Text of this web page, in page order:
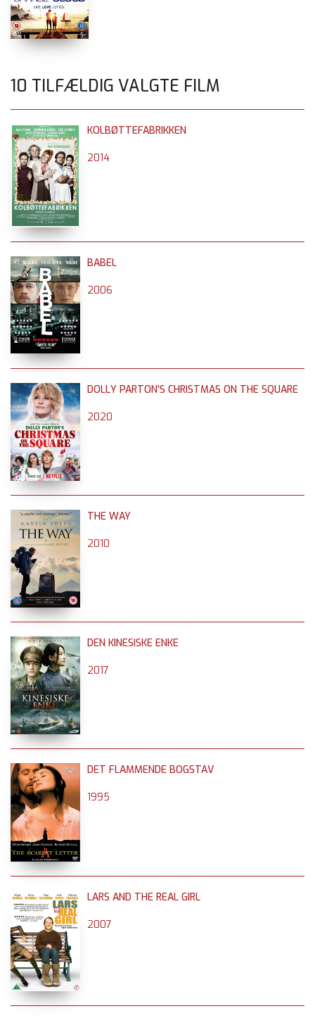
10 TILFÆLDIG VALGTE FILM
KOLBØTTEFABRIKKEN
2014
BABEL
2006
DOLLY PARTON'S CHRISTMAS ON THE SQUARE
2020
THE WAY
2010
DEN KINESISKE ENKE
2017
DET FLAMMENDE BOGSTAV
1995
LARS AND THE REAL GIRL
2007